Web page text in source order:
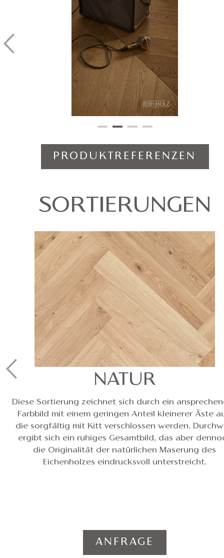
PRODUKTREFERENZEN
SORTIERUNGEN
NATUR
Diese Sortierung zeichnet sich durch ein
Farbbild mit einem geringen Anteil kleinerer Äste
die sorgfältig mit Kitt verschlossen werden.
ergibt sich ein ruhiges Gesamtbild, das aber
die Originalität der natürlichen Maserung des
Eichenholzes eindrucksvoll unterstreicht.
ANFRAGE